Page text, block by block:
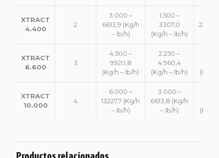
XTRACT
4.400
2
3.000 –
6613,9 (Kg/h
– lb/h)
1.500 –
3307,0
(Kg/h – lb/h)
XTRACT
6.600
3
4.500 –
9920,8
(Kg/h – lb/h)
2.250 –
4.960,4
(Kg/h – lb/h)
(Kg/h
XTRACT
10.000
4
6.000 –
13227,7 (Kg/h
– lb/h)
3.000 –
6613,8 (Kg/h
– lb/h)
(Kg/h
Productos relacionados